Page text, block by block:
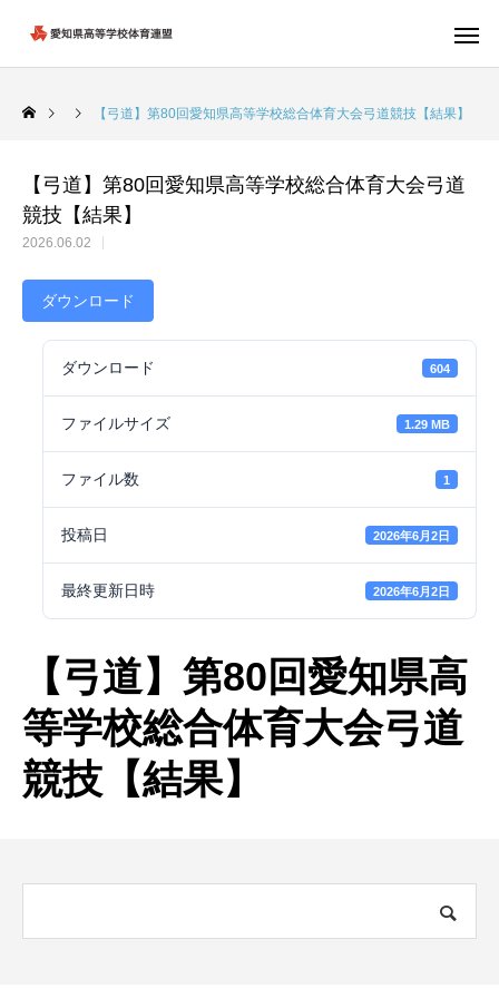
【弓道】第80回愛知県高等学校総合体育大会弓道競技【結果】
【弓道】第80回愛知県高等学校総合体育大会弓道
競技【結果】
2026.06.02
ダウンロード
ダウンロード 604
ファイルサイズ 1.29 MB
ファイル数 1
投稿日 2026年6月2日
最終更新日時 2026年6月2日
【弓道】第80回愛知県高
等学校総合体育大会弓道
競技【結果】